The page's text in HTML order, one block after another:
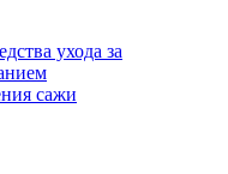
ухода за
сажи